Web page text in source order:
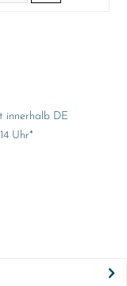
innerhalb DE
Uhr*